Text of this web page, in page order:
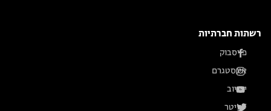
רשתות חברתיות
פייסבוק
אינסטגרם
יוטיוב
טוויטר